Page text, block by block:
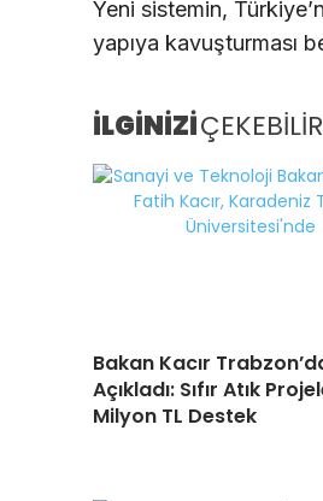
Yeni sistemin,
yapıya kavuşturması
İLGİNİZİÇEKEBİLİR
Bakan Kacır
Açıkladı: Sıfır Atık
Milyon TL Destek